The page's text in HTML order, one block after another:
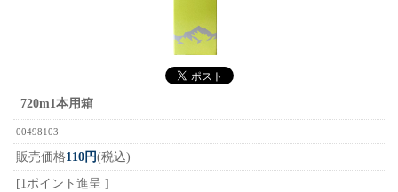
720m1本用箱
00498103
販売価格110円(税込)
[1ポイント進呈 ]